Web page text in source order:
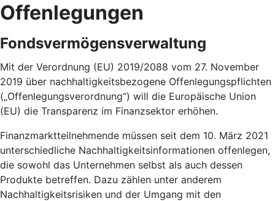
Offenlegungen
Fondsvermögensverwaltung
Mit der Verordnung (EU) 2019/2088 vom 27. November
2019 über nachhaltigkeitsbezogene Offenlegungspflichten
(„Offenlegungsverordnung“) will die Europäische Union
(EU) die Transparenz im Finanzsektor erhöhen.
Finanzmarktteilnehmende müssen seit dem 10. März 2021
unterschiedliche Nachhaltigkeitsinformationen offenlegen,
die sowohl das Unternehmen selbst als auch dessen
Produkte betreffen. Dazu zählen unter anderem
Nachhaltigkeitsrisiken und der Umgang mit den